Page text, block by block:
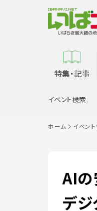
特集・記事
イベント検索
ホーム イベン
AIの
デジ